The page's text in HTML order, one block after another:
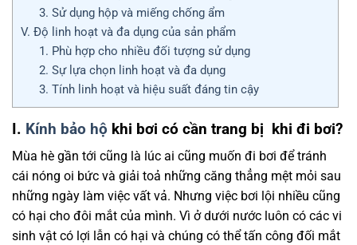
3. Sử dụng hộp và miếng chống ẩm
V. Độ linh hoạt và đa dụng của sản phẩm
1. Phù hợp cho nhiều đối tượng sử dụng
2. Sự lựa chọn linh hoạt và đa dụng
3. Tính linh hoạt và hiệu suất đáng tin cậy
I. Kính bảo hộ khi bơi có cần trang bị khi đi bơi?
Mùa hè gần tới cũng là lúc ai cũng muốn đi bơi để tránh
cái nóng oi bức và giải toả những căng thẳng mệt mỏi sau
những ngày làm việc vất vả. Nhưng việc bơi lội nhiều cũng
có hại cho đôi mắt của mình. Vì ở dưới nước luôn có các vi
sinh vật có lợi lẫn có hại và chúng có thể tấn công đối mắt